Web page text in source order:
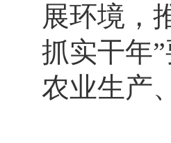
展环境，
抓实干年
农业生产